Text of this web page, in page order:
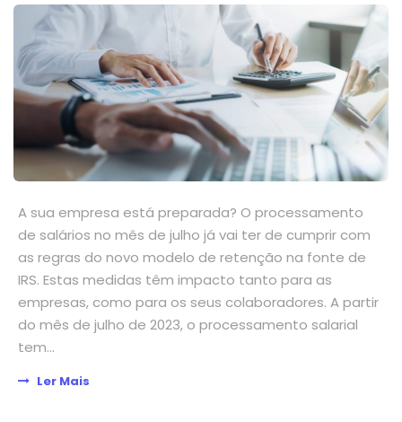
A sua empresa está preparada? O processamento
de salários no mês de julho já vai ter de cumprir com
as regras do novo modelo de retenção na fonte de
IRS. Estas medidas têm impacto tanto para as
empresas, como para os seus colaboradores. A partir
do mês de julho de 2023, o processamento salarial
tem...
Ler Mais